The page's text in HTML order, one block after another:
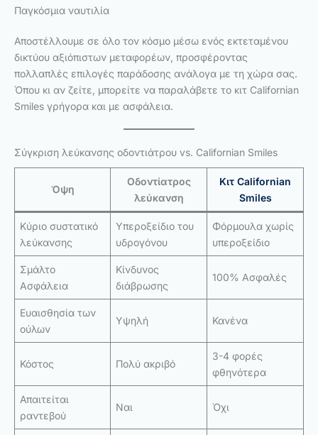
Παγκόσμια ναυτιλία
Αποστέλλουμε σε όλο τον κόσμο μέσω ενός εκτεταμένου
δικτύου αξιόπιστων μεταφορέων, προσφέροντας
πολλαπλές επιλογές παράδοσης ανάλογα με τη χώρα σας.
Όπου κι αν ζείτε, μπορείτε να παραλάβετε το κιτ Californian
Smiles γρήγορα και με ασφάλεια.
Σύγκριση λεύκανσης οδοντιάτρου vs. Californian Smiles
Όψη
Οδοντίατρος
λεύκανση
Κιτ Californian
Smiles
Κύριο συστατικό
λεύκανσης
Υπεροξείδιο του
υδρογόνου
Φόρμουλα χωρίς
υπεροξείδιο
Σμάλτο
Ασφάλεια
Κίνδυνος
διάβρωσης
100% Ασφαλές
Ευαισθησία των
ούλων
Υψηλή Κανένα
Κόστος Πολύ ακριβό
3-4 φορές
φθηνότερα
Απαιτείται
ραντεβού
Ναι Όχι